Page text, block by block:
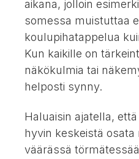
aikana, jolloin
somessa muistuttaa
koulupihatappelua
Kun kaikille on
näkökulmia tai
helposti synny.
Haluaisin ajatella,
hyvin keskeistä
väärässä